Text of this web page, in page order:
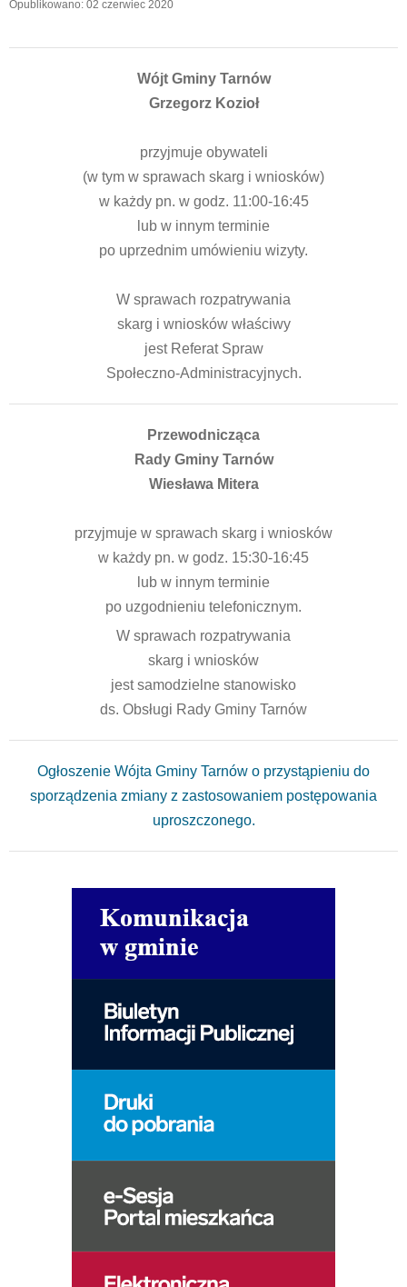
Opublikowano: 02 czerwiec 2020
Wójt Gminy Tarnów
Grzegorz Kozioł
przyjmuje obywateli
(w tym w sprawach skarg i wniosków)
w każdy pn. w godz. 11:00-16:45
lub w innym terminie
po uprzednim umówieniu wizyty.
W sprawach rozpatrywania
skarg i wniosków właściwy
jest Referat Spraw
Społeczno-Administracyjnych.
Przewodnicząca
Rady Gminy Tarnów
Wiesława Mitera
przyjmuje w sprawach skarg i wniosków
w każdy pn. w godz. 15:30-16:45
lub w innym terminie
po uzgodnieniu telefonicznym.
W sprawach rozpatrywania
skarg i wniosków
jest samodzielne stanowisko
ds. Obsługi Rady Gminy Tarnów
Ogłoszenie Wójta Gminy Tarnów o przystąpieniu do
sporządzenia zmiany z zastosowaniem postępowania
uproszczonego.